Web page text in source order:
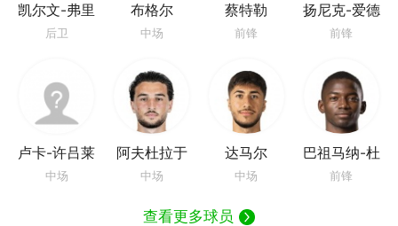
凯尔文-弗里
斯​
后卫
布格尔
中场
蔡特勒
前锋
扬尼克-爱德
华多
前锋
卢卡-许吕莱
宁
中场
阿夫杜拉于
中场
达马尔
中场
巴祖马纳-杜
尔
前锋
查看更多球员